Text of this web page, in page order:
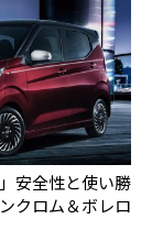
安全性と使い勝
クロム＆ボレロ